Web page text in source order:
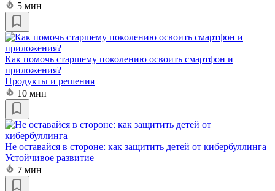
5 мин
Как помочь старшему поколению освоить смартфон и
приложения?
Продукты и решения
10 мин
Не оставайся в стороне: как защитить детей от кибербуллинга
Устойчивое развитие
7 мин